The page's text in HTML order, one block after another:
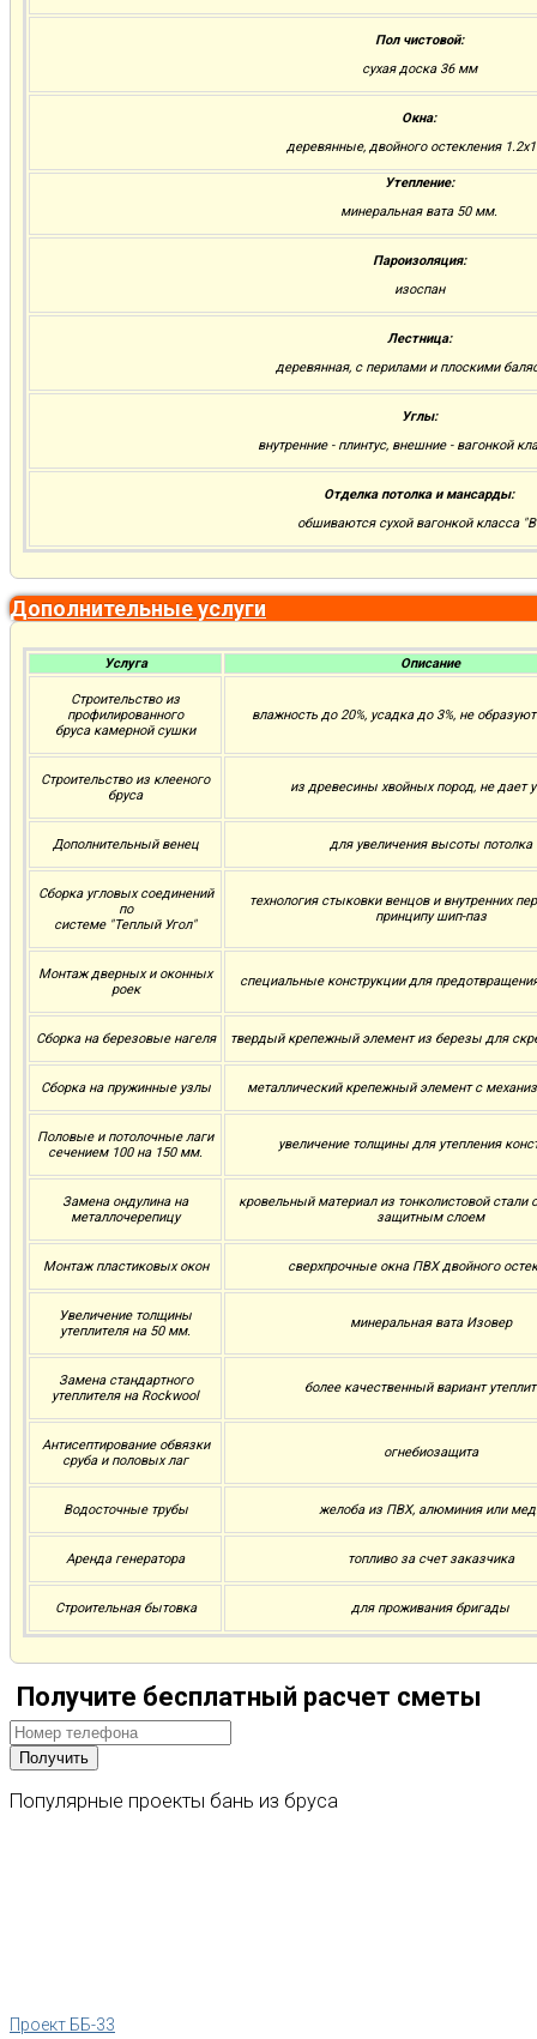
Пол чистовой:
сухая доска 36 мм
Окна:
деревянные, двойного остекления
Утепление:
минеральная вата 50 мм.
Пароизоляция:
изоспан
Лестница:
деревянная, с перилами и плоскими
Углы:
внутренние - плинтус, внешние - вагонкой
Отделка потолка и мансарды:
обшиваются сухой вагонкой класса
Дополнительные услуги
Услуга Описание
Строительство из
профилированного
бруса камерной сушки
влажность до 20%, усадка до 3%, не
Строительство из клееного
бруса
из древесины хвойных пород, не дает
Дополнительный венец для увеличения высоты потолка
Сборка угловых соединений
по
системе "Теплый Угол"
технология стыковки венцов и внутренних
принципу шип-паз
Монтаж дверных и оконных
роек
специальные конструкции для
Сборка на березовые нагеля твердый крепежный элемент из березы для
Сборка на пружинные узлы металлический крепежный элемент с
Половые и потолочные лаги
сечением 100 на 150 мм.
увеличение толщины для утепления
Замена ондулина на
металлочерепицу
кровельный материал из тонколистовой
защитным слоем
Монтаж пластиковых окон сверхпрочные окна ПВХ двойного
Увеличение толщины
утеплителя на 50 мм.
минеральная вата Изовер
Замена стандартного
утеплителя на Rockwool
более качественный вариант
Антисептирование обвязки
сруба и половых лаг
огнебиозащита
Водосточные трубы желоба из ПВХ, алюминия или
Аренда генератора топливо за счет заказчика
Строительная бытовка для проживания бригады
Получите бесплатный расчет сметы
Популярные проекты бань из бруса
Проект ББ-33